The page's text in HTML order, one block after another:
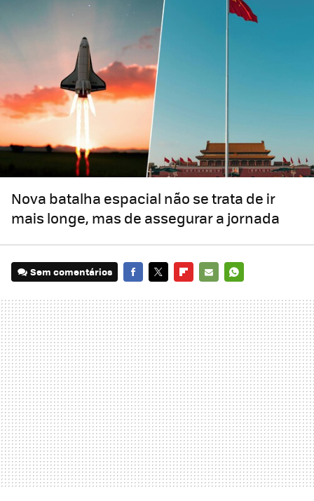
Nova batalha espacial não se trata de ir
mais longe, mas de assegurar a jornada
Sem comentários
MAIL